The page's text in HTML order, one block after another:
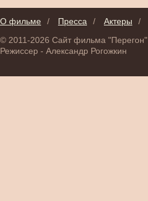
О фильме / Пресса / Актеры /
© 2011-2026 Сайт фильма "Перегон"
Режиссер - Александр Рогожкин